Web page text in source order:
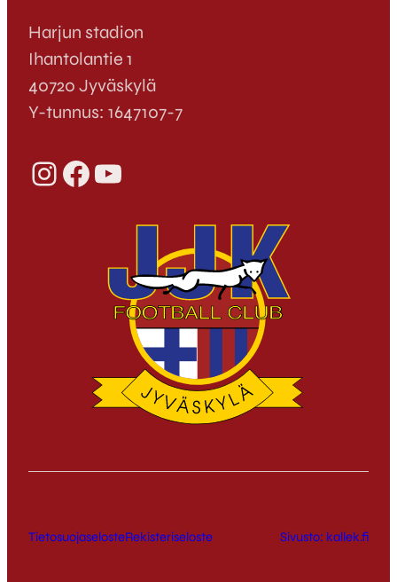
Harjun stadion
Ihantolantie 1
40720 Jyväskylä
Y-tunnus: 1647107-7
InstagramFacebook YouTube
TietosuojaselosteRekisteriseloste Sivusto: kallek.fi